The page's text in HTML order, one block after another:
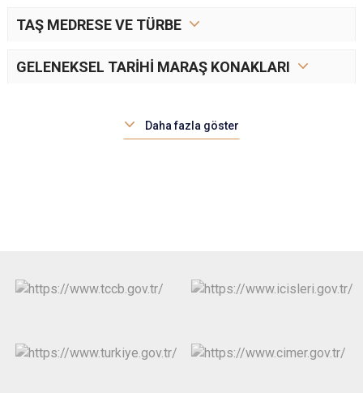
TAŞ MEDRESE VE TÜRBE
GELENEKSEL TARİHİ MARAŞ KONAKLARI
Daha fazla göster